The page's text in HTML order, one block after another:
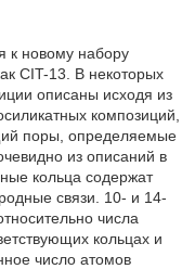
к новому набору
CIT-13. В некоторых
описаны исходя из
композиций,
поры, определяемые
из описаний в
кольца содержат
связи. 10- и 14-
числа
кольцах и
число атомов